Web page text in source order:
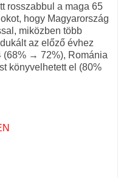
rosszabbul a maga 65
hogy Magyarország
miközben több
az előző évhez
(68% → 72%), Románia
könyvelhetett el (80%